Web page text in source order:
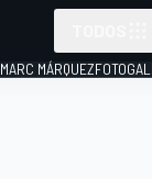
MARC MÁRQUEZ